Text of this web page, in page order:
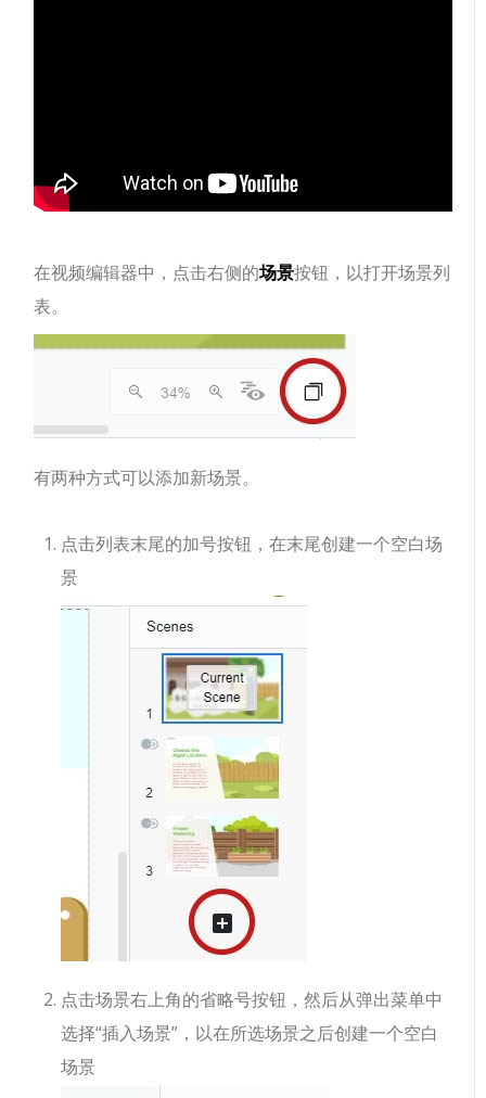
在视频编辑器中，点击右侧的场景按钮，以打开场景列
表。
有两种方式可以添加新场景。
点击列表末尾的加号按钮，在末尾创建一个空白场
景
点击场景右上角的省略号按钮，然后从弹出菜单中
选择“插入场景”，以在所选场景之后创建一个空白
场景